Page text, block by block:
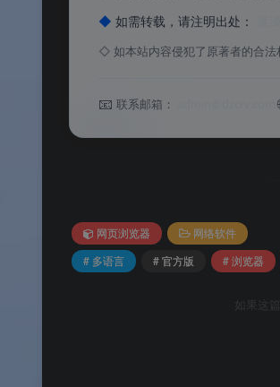
✅开源透明，永久免费
软件功能
⚙️ 软件功能
✨ 软件特色
◆ 如需转载，请注明出处：
◇ 如本站内容侵犯了原著者的合法
📧 联系邮箱： admin@dzcrv.com
网页浏览器
网络软件
# 多语言
# 官方版 # 浏览器
如果这